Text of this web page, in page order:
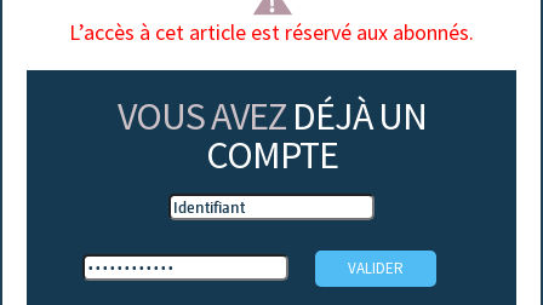
L’accès à cet article est réservé aux abonnés.
VOUS AVEZ DÉJÀ UN
COMPTE